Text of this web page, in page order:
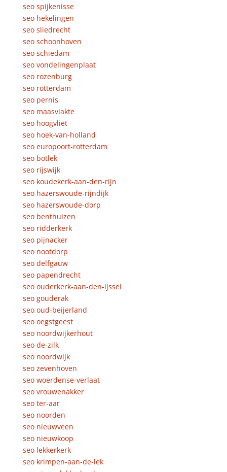
seo spijkenisse
seo hekelingen
seo sliedrecht
seo schoonhoven
seo schiedam
seo vondelingenplaat
seo rozenburg
seo rotterdam
seo pernis
seo maasvlakte
seo hoogvliet
seo hoek-van-holland
seo europoort-rotterdam
seo botlek
seo rijswijk
seo koudekerk-aan-den-rijn
seo hazerswoude-rijndijk
seo hazerswoude-dorp
seo benthuizen
seo ridderkerk
seo pijnacker
seo nootdorp
seo delfgauw
seo papendrecht
seo ouderkerk-aan-den-ijssel
seo gouderak
seo oud-beijerland
seo oegstgeest
seo noordwijkerhout
seo de-zilk
seo noordwijk
seo zevenhoven
seo woerdense-verlaat
seo vrouwenakker
seo ter-aar
seo noorden
seo nieuwveen
seo nieuwkoop
seo lekkerkerk
seo krimpen-aan-de-lek